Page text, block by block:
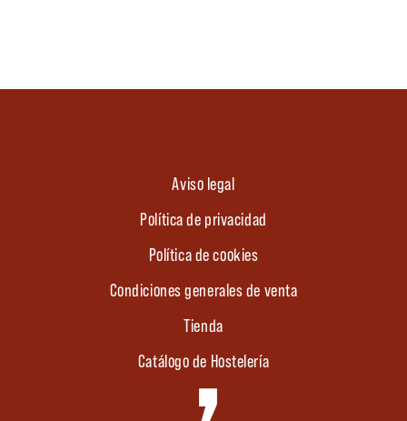
Aviso legal
Política de privacidad
Política de cookies
Condiciones generales de venta
Tienda
Catálogo de Hostelería